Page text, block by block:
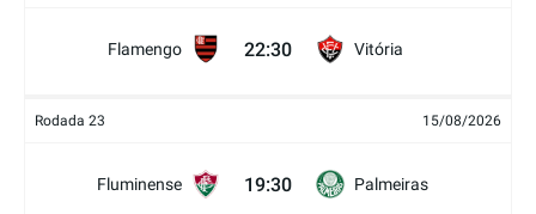
Flamengo 22:30 Vitória
Rodada 23 15/08/2026
Fluminense 19:30 Palmeiras